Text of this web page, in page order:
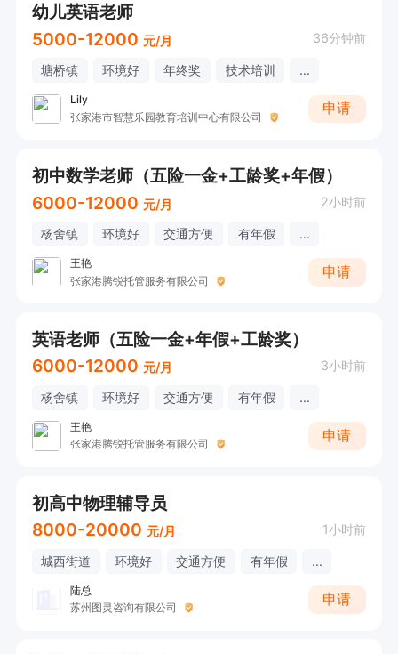
幼儿英语老师
5000-12000 元/月 36分钟前
塘桥镇 环境好 年终奖 技术培训 ...
Lily
张家港市智慧乐园教育培训中心有限公司
申请
初中数学老师（五险一金+工龄奖+年假）
6000-12000 元/月 2小时前
杨舍镇 环境好 交通方便 有年假 ...
王艳
张家港腾锐托管服务有限公司
申请
英语老师（五险一金+年假+工龄奖）
6000-12000 元/月 3小时前
杨舍镇 环境好 交通方便 有年假 ...
王艳
张家港腾锐托管服务有限公司
申请
初高中物理辅导员
8000-20000 元/月 1小时前
城西街道 环境好 交通方便 有年假 ...
陆总
苏州图灵咨询有限公司
申请